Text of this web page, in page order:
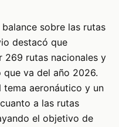
sobre las rutas
destacó que
269 rutas nacionales y
que va del año 2026.
tema aeronáutico y un
a las rutas
el objetivo de